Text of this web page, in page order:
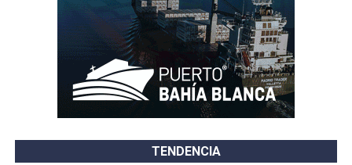
TENDENCIA